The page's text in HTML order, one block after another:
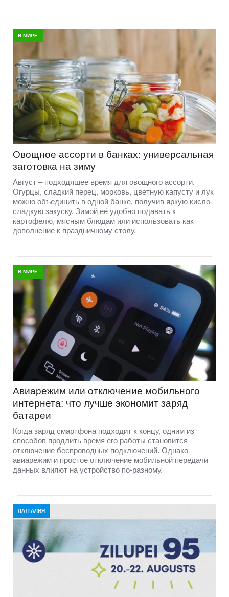
В МИРЕ
Овощное ассорти в банках: универсальная
заготовка на зиму
Август – подходящее время для овощного ассорти.
Огурцы, сладкий перец, морковь, цветную капусту и лук
можно объединить в одной банке, получив яркую кисло-
сладкую закуску. Зимой её удобно подавать к
картофелю, мясным блюдам или использовать как
дополнение к праздничному столу.
В МИРЕ
Авиарежим или отключение мобильного
интернета: что лучше экономит заряд
батареи
Когда заряд смартфона подходит к концу, одним из
способов продлить время его работы становится
отключение беспроводных подключений. Однако
авиарежим и простое отключение мобильной передачи
данных влияют на устройство по-разному.
ЛАТГАЛИЯ